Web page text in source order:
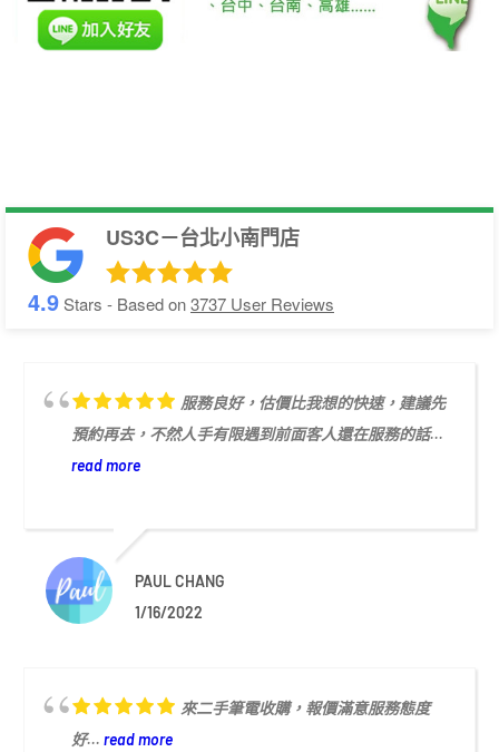
US3C－台北小南門店
4.9Stars - Based on3737 User Reviews
服務良好，估價比我想的快速，建議先
預約再去，不然人手有限遇到前面客人還在服務的話...
read more
PAUL CHANG
1/16/2022
來二手筆電收購，報價滿意服務態度
好... read more